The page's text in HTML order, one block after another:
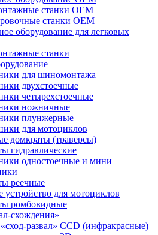
станки ОЕМ
станки ОЕМ
оборудование для легковых
станки
для шиномонтажа
двухстоечные
четырехстоечные
ножничные
плунжерные
для мотоциклов
домкраты (траверсы)
гидравлические
одностоечные и мини
реечные
устройство для мотоциклов
ромбовидные
схождения»
развал» CCD (инфракрасные)